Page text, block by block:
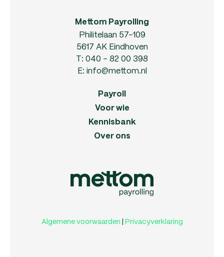
Mettom Payrolling
Philitelaan 57-109
5617 AK Eindhoven
T: 040 - 82 00 398
E: info@mettom.nl
Payroll
Voor wie
Kennisbank
Over ons
Algemene voorwaarden|Privacyverklaring